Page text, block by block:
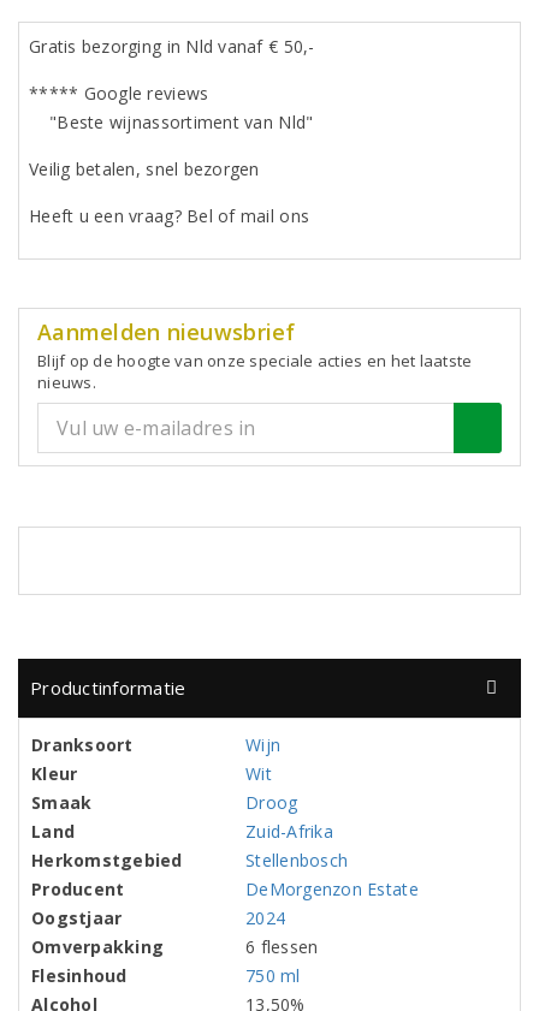
Gratis bezorging in Nld vanaf € 50,-
***** Google reviews
"Beste wijnassortiment van Nld"
Veilig betalen, snel bezorgen
Heeft u een vraag? Bel of mail ons
Aanmelden nieuwsbrief
Blijf op de hoogte van onze speciale acties en het laatste
nieuws.
Productinformatie
Dranksoort
Wijn
Kleur
Wit
Smaak
Droog
Land
Zuid-Afrika
Herkomstgebied
Stellenbosch
Producent
DeMorgenzon Estate
Oogstjaar
2024
Omverpakking
6 flessen
Flesinhoud
750 ml
Alcohol
13,50%